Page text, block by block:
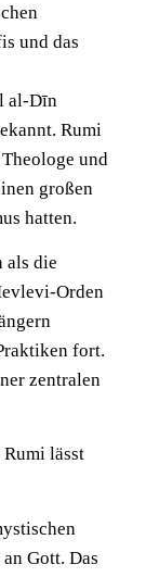
und das
al-Dīn
Rumi
und
großen
hatten.
als die
Orden
fort.
zentralen
lässt
Gott. Das